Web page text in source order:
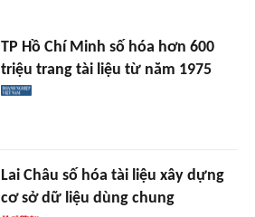
TP Hồ Chí Minh số hóa hơn 600
triệu trang tài liệu từ năm 1975
Lai Châu số hóa tài liệu xây dựng
cơ sở dữ liệu dùng chung